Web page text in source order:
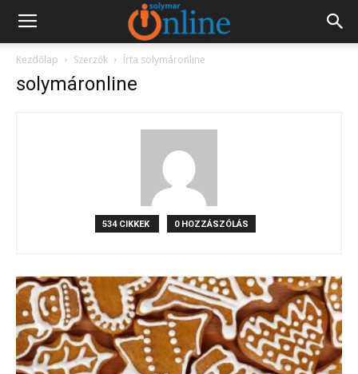
Kezdőlap Szerzők Írta solymáronline
solymáronline
534 CIKKEK 0 HOZZÁSZÓLÁS